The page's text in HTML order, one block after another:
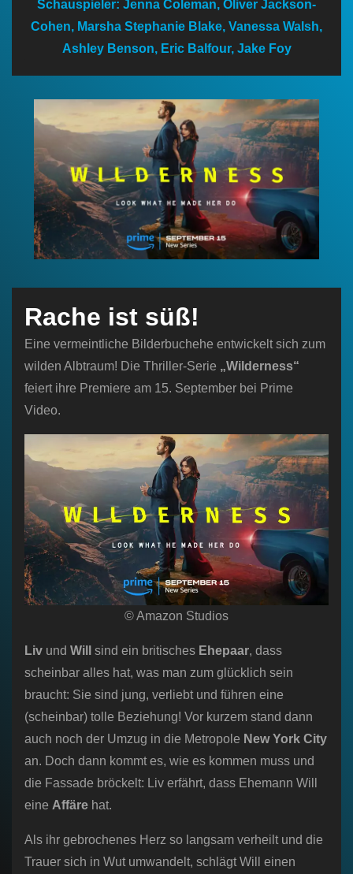
Schauspieler: Jenna Coleman, Oliver Jackson-
Cohen, Marsha Stephanie Blake, Vanessa Walsh,
Ashley Benson, Eric Balfour, Jake Foy
Rache ist süß!
Eine vermeintliche Bilderbuchehe entwickelt sich zum
wilden Albtraum! Die Thriller-Serie „Wilderness“
feiert ihre Premiere am 15. September bei Prime
Video.
© Amazon Studios
Liv und Will sind ein britisches Ehepaar, dass
scheinbar alles hat, was man zum glücklich sein
braucht: Sie sind jung, verliebt und führen eine
(scheinbar) tolle Beziehung! Vor kurzem stand dann
auch noch der Umzug in die Metropole New York City
an. Doch dann kommt es, wie es kommen muss und
die Fassade bröckelt: Liv erfährt, dass Ehemann Will
eine Affäre hat.
Als ihr gebrochenes Herz so langsam verheilt und die
Trauer sich in Wut umwandelt, schlägt Will einen